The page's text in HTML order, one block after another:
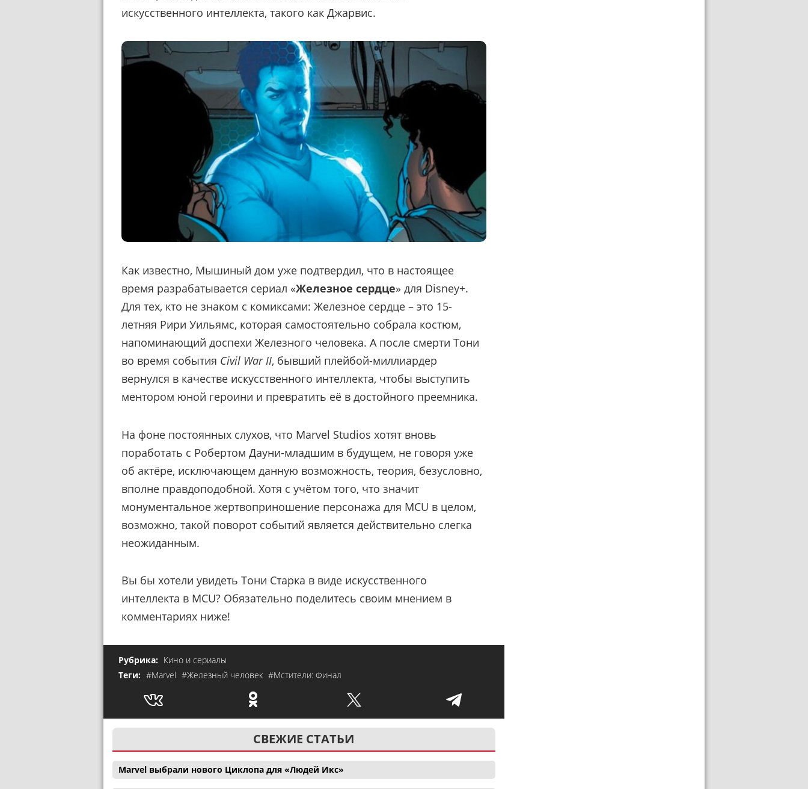
искусственного интеллекта, такого как Джарвис.
Как известно, Мышиный дом уже подтвердил, что в настоящее
время разрабатывается сериал «Железное сердце» для Disney+.
Для тех, кто не знаком с комиксами: Железное сердце – это 15-
летняя Рири Уильямс, которая самостоятельно собрала костюм,
напоминающий доспехи Железного человека. А после смерти Тони
во время события Civil War II, бывший плейбой-миллиардер
вернулся в качестве искусственного интеллекта, чтобы выступить
ментором юной героини и превратить её в достойного преемника.
На фоне постоянных слухов, что Marvel Studios хотят вновь
поработать с Робертом Дауни-младшим в будущем, не говоря уже
об актёре, исключающем данную возможность, теория, безусловно,
вполне правдоподобной. Хотя с учётом того, что значит
монументальное жертвоприношение персонажа для MCU в целом,
возможно, такой поворот событий является действительно слегка
неожиданным.
Вы бы хотели увидеть Тони Старка в виде искусственного
интеллекта в MCU? Обязательно поделитесь своим мнением в
комментариях ниже!
Рубрика: Кино и сериалы
Теги: #Marvel #Железный человек #Мстители: Финал
СВЕЖИЕ СТАТЬИ
Marvel выбрали нового Циклопа для «Людей Икс»